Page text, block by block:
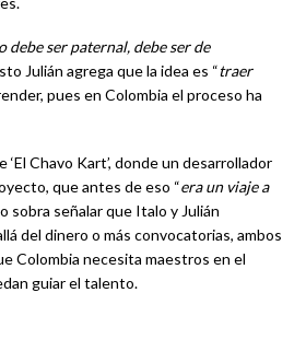
debe ser paternal, debe ser de
Julián agrega que la idea es “traer
pues en Colombia el proceso ha
‘El Chavo Kart’, donde un desarrollador
que antes de eso “era un viaje a
sobra señalar que Italo y Julián
del dinero o más convocatorias, ambos
Colombia necesita maestros en el
guiar el talento.